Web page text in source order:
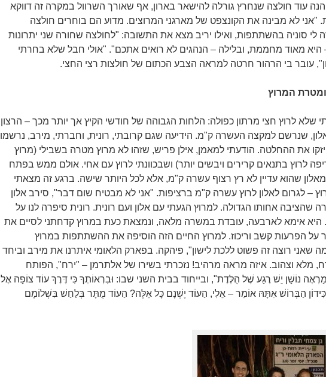
עוד חולצה שנחרץ גורלה להישאר בארון, אף שאורך השרוול במקרה זה דווקא
"אני לא מבינה את הקונצפט של מארגני המרוצים. מדוע הם בוחרים חולצה
סוניה בהשתתפות, ואילו יריב מצא את התשובה: "לחולצה שחורה שני יתרונות
היא מאוד מחממת, ובלילה – הנהגים לא רואים אתכם". "אולי חבל שלא בחרתי
עובר בי הרהור חרטה למראה הצבע הכתום של חולצות רצי החצי.
המרוץ
שלא לרוץ חצי מרתון כפולה: הלחות הגבוהה של חודשי הקיץ אך יותר מכך – הרצון
שנרשם למקצה העשרה ק"מ. הידיעה שגם קרובתי, רונית, וחברתי, מירב, נרשמו
את ההחלטה. הודעתי למאמן, אילן פריש, שזהו לא מרוץ מטרה בשבילי (מרוץ
לרוץ בתנאים קרירים ויבשים יותר) ושבכוונתי לרוץ עם אחי. אולם ממש בפתח
מאלון שהוא עדיין לא רץ רצוף עשרה ק"מ, אלא לכל היותר שישה. ברגע זה מצאתי
– לגרום לאלון לרוץ עשרה ק"מ ברציפות. "אני לא מבטיח שום דבר", סירב אלון
אחותו הגדולה. למרוץ הגעתי עם אלון ועם רונית. רונית סיפרה לנו על
היא אימא לארבעה, עובדת במשרה מלאה, ונמצאת כעת במרוץ קדחתני לסיים את
על הפרעות קשב וריכוז. למרוץ החיים הזה הוסיפה את ההשתתפות במרוץ
שאני רוצה זה פשוט ללכת לישון", פיהקה. בפארק הלאומי איתרנו את מירב וביחד
מלא וצהוב. איזה מראה מרהיב! נזכרתי בשירו של אלתרמן – "ירח", הפותח
נוֹשָׁן יֵשׁ רֶגַע שֶׁל הֻלֶּדֶת", ובייחוד בבית השני שבו: וּבִרְאוֹתְךָ כִּי דֶּרֶךְ עוֹד צוֹפָה אֶל
הַבְּרוֹשׁ אִתָּהּ אוֹמֵר – אֵלִי, הַעוֹד יֶשְׁנָם כָּל אֵלֶּה? הַעוֹד מֻתָּר בְּלַחַשׁ בִּשְׁלוֹמָם